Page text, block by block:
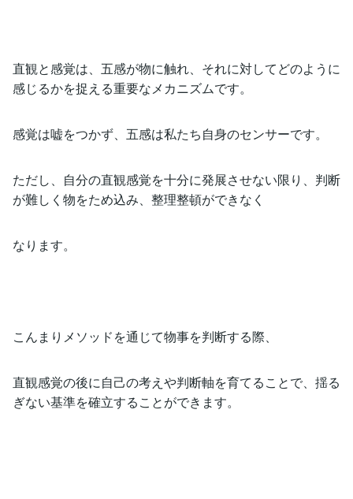
直観と感覚は、五感が物に触れ、それに対してどのように
感じるかを捉える重要なメカニズムです。
感覚は嘘をつかず、五感は私たち自身のセンサーです。
ただし、自分の直観感覚を十分に発展させない限り、判断
が難しく物をため込み、整理整頓ができなく
なります。
こんまりメソッドを通じて物事を判断する際、
直観感覚の後に自己の考えや判断軸を育てることで、揺る
ぎない基準を確立することができます。